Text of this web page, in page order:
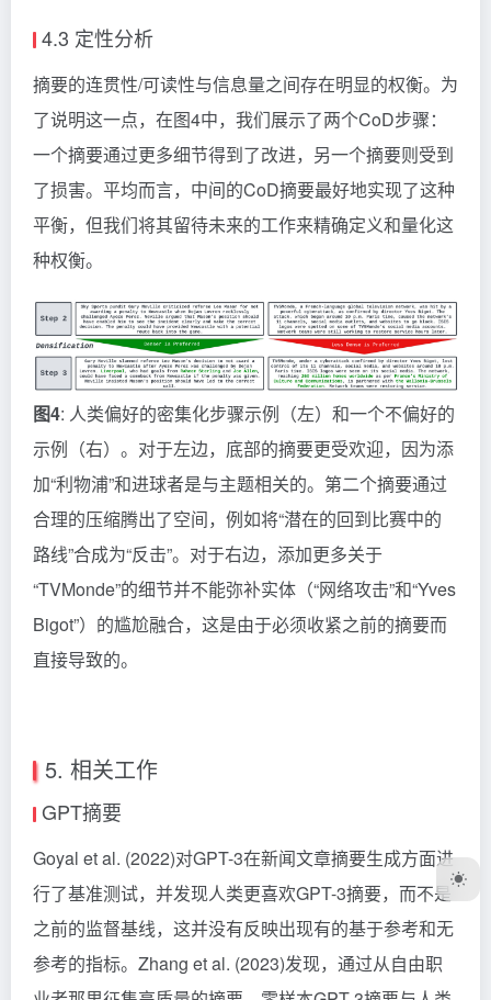
4.3 定性分析
摘要的连贯性/可读性与信息量之间存在明显的权衡。为
了说明这一点，在图4中，我们展示了两个CoD步骤：
一个摘要通过更多细节得到了改进，另一个摘要则受到
了损害。平均而言，中间的CoD摘要最好地实现了这种
平衡，但我们将其留待未来的工作来精确定义和量化这
种权衡。
图4: 人类偏好的密集化步骤示例（左）和一个不偏好的
示例（右）。对于左边，底部的摘要更受欢迎，因为添
加“利物浦”和进球者是与主题相关的。第二个摘要通过
合理的压缩腾出了空间，例如将“潜在的回到比赛中的
路线”合成为“反击”。对于右边，添加更多关于
“TVMonde”的细节并不能弥补实体（“网络攻击”和“Yves
Bigot”）的尴尬融合，这是由于必须收紧之前的摘要而
直接导致的。
5. 相关工作
GPT摘要
Goyal et al. (2022)对GPT-3在新闻文章摘要生成方面进
行了基准测试，并发现人类更喜欢GPT-3摘要，而不是
之前的监督基线，这并没有反映出现有的基于参考和无
参考的指标。Zhang et al. (2023)发现，通过从自由职